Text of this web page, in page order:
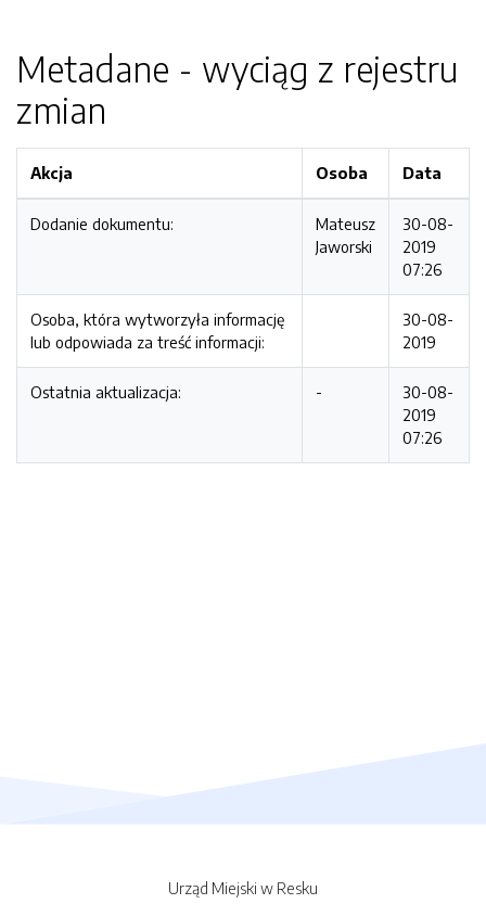
Metadane - wyciąg z rejestru
zmian
Akcja Osoba Data
Dodanie dokumentu:
Mateusz
Jaworski
30-08-
2019
07:26
Osoba, która wytworzyła informację
lub odpowiada za treść informacji:
30-08-
2019
Ostatnia aktualizacja: -
30-08-
2019
07:26
Urząd Miejski w Resku